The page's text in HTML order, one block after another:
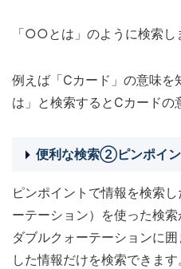
「○○とは」のように検索し
例えば「Cカード」の意味を
は」と検索するとCカードの
便利な検索②ピンポイ
ピンポイントで情報を検索
ーテーション）を使った検索
ダブルクォーテーションに
した情報だけを検索できます